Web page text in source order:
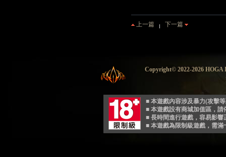
上一篇 下一篇
Copyright© 2022-2026
■ 本遊戲內容涉及暴力(攻擊
■ 本遊戲設有商城加值區，
■ 長時間進行遊戲，容易影
■ 本遊戲為限制級遊戲，需